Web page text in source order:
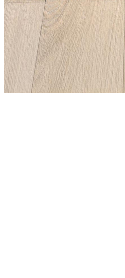
Maße: Breite 70 cm, Höhe 50 cm
Vorderseite: Polyamid, Rückseite:
Verantwortlicher Wirtschaftsakteur
GILDE Handwerk Macrander GmbH
Dingdener Str. 199
46395 Bocholt
DEUTSCHLAND
compliance@gildehandwerk.de